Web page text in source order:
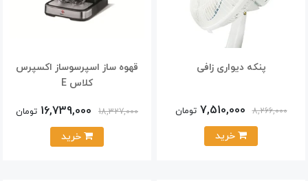
پنکه دیواری زافی
8,266,000
7,510,000 تومان
قهوه ساز اسپرسوساز اكسپرس
كلاس E
18,327,000
16,739,000 تومان